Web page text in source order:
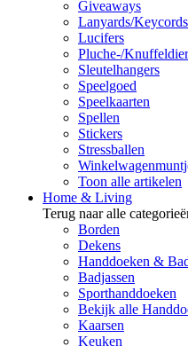
Giveaways
Lanyards/Keycords
Lucifers
Pluche-/
Sleutelhangers
Speelgoed
Speelkaarten
Spellen
Stickers
Stressballen
Toon alle artikelen
Home & Living
Terug naar alle
Borden
Dekens
Handdoeken &
Badjassen
Sporthanddoeken
Bekijk alle
Kaarsen
Keuken